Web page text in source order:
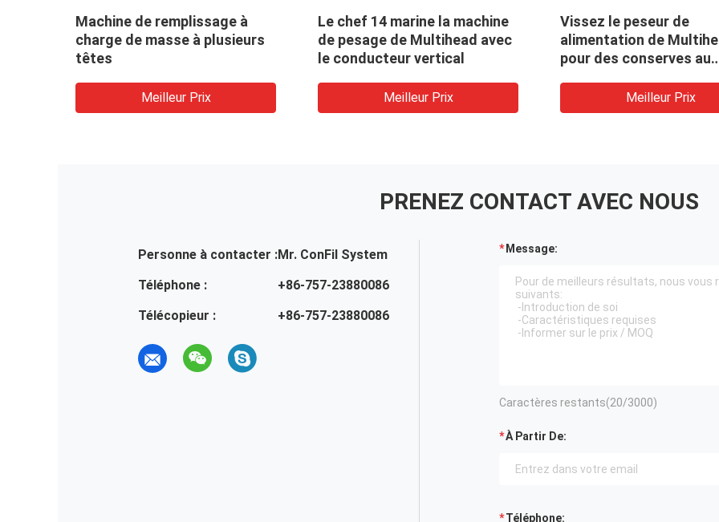
Machine de remplissage à
charge de masse à plusieurs
têtes
Meilleur Prix
Le chef 14 marine la machine
de pesage de Multihead avec
le conducteur vertical
Meilleur Prix
Vissez le peseur de
alimentation de
pour des conserves au
Meilleur Prix
PRENEZ CONTACT AVEC NOUS
Personne à contacter :Mr. ConFil System
Téléphone :
+86-757-23880086
Télécopieur :
+86-757-23880086
Message:
Caractères restants(20/3000)
À Partir De:
Téléphone: